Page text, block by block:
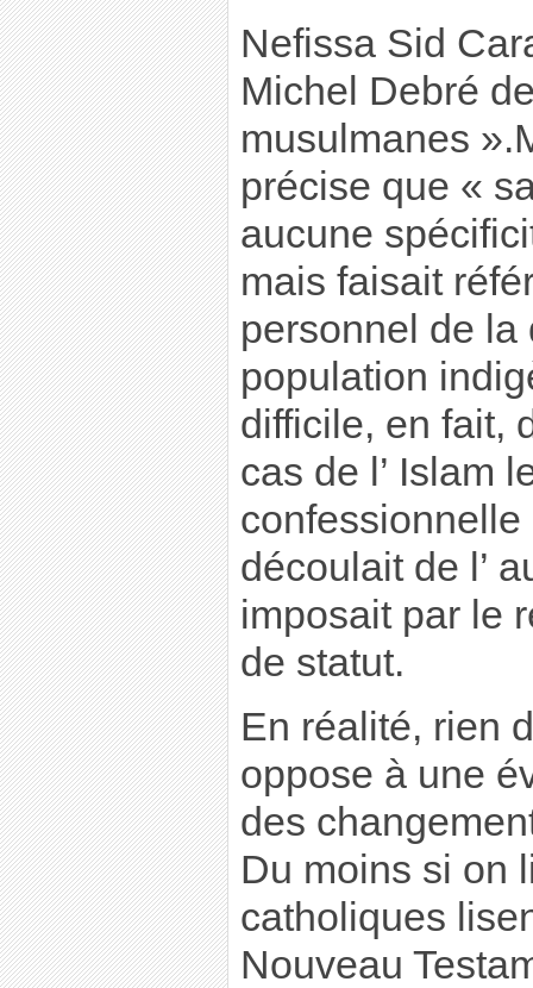
Nefissa Sid
Michel Debré
musulmanes
précise que «
aucune
mais faisait
personnel de la
population
difficile, en fait,
cas de l’ Islam
confessionnelle
découlait de l’
imposait par le
de statut.
En réalité, rien
oppose à une
des
Du moins si on
catholiques
Nouveau